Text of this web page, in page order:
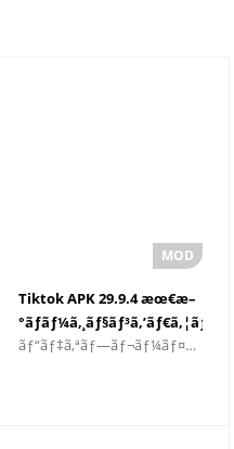
Tiktok APK 29.9.4 æœ€æ–
°ãƒãƒ¼ã‚¸ãƒ§ãƒ³ã‚’ãƒ€ã‚¦ãƒ³ãƒ­
ãƒ¼ãƒ‰
ãƒ“ãƒ‡ã‚ªãƒ—ãƒ¬ãƒ¼ãƒ¤ãƒ¼ã¨ç·¨é›†è€…